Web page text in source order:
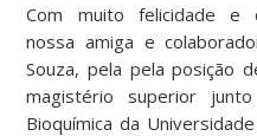
Com muito felicidade e
nossa amiga e
Souza, pela pela posição
magistério superior
Bioquímica da